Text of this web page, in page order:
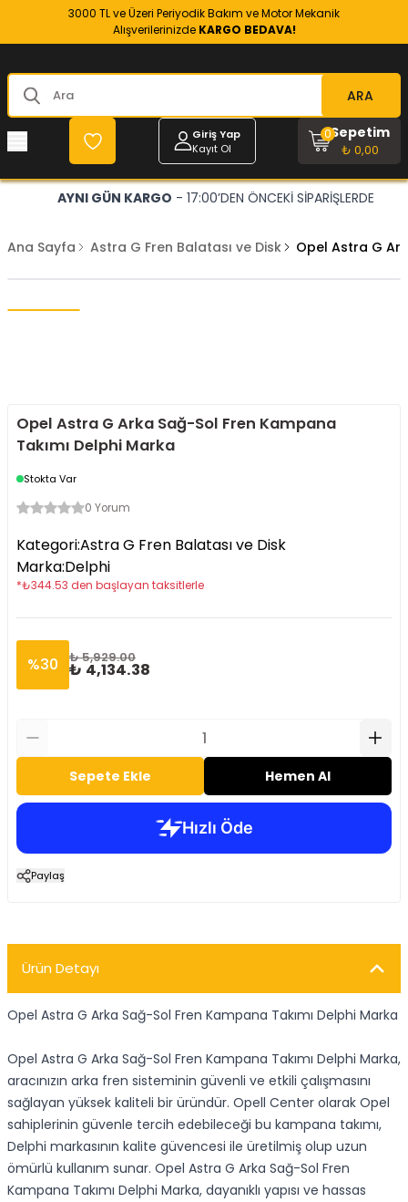
3000 TL ve Üzeri Periyodik Bakım ve Motor Mekanik
Alışverilerinizde KARGO BEDAVA!
ARA
Giriş Yap
Kayıt Ol
Sepetim
₺ 0,00
0
AYNI GÜN KARGO - 17:00’DEN ÖNCEKİ SİPARİŞLERDE
Ana Sayfa Astra G Fren Balatası ve Disk Opel Astra G
Opel Astra G Arka Sağ-Sol Fren Kampana
Takımı Delphi Marka
Stokta Var
0 Yorum
Kategori:Astra G Fren Balatası ve Disk
Marka:Delphi
*₺344.53 den başlayan taksitlerle
%30 ₺ 5,929.00
₺ 4,134.38
Sepete Ekle Hemen Al
Paylaş
Ürün Detayı
Opel Astra G Arka Sağ-Sol Fren Kampana Takımı Delphi Marka
Opel Astra G Arka Sağ-Sol Fren Kampana Takımı Delphi Marka,
aracınızın arka fren sisteminin güvenli ve etkili çalışmasını
sağlayan yüksek kaliteli bir üründür. Opell Center olarak Opel
sahiplerinin güvenle tercih edebileceği bu kampana takımı,
Delphi markasının kalite güvencesi ile üretilmiş olup uzun
ömürlü kullanım sunar. Opel Astra G Arka Sağ-Sol Fren
Kampana Takımı Delphi Marka, dayanıklı yapısı ve hassas